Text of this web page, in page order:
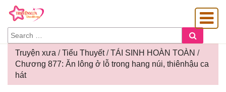
SEARCH
FOR:
GIA
Truyện xưa /Tiểu Thuyết/TÁI SINH HOÀN TOÀN /
Chương 877: Ăn lông ở lỗ trong hang núi, thiênhậu ca
hát